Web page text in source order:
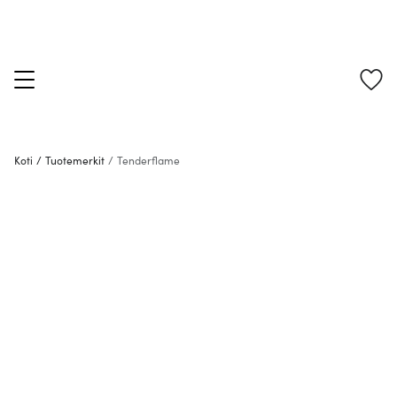
Koti / Tuotemerkit / Tenderflame